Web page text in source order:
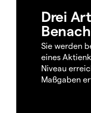
Drei
Sie werden
eines
Niveau
Maßgaben